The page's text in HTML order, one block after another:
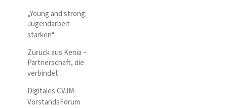
„Young and strong:
Jugendarbeit
stärken“
Zurück aus Kenia –
Partnerschaft, die
verbindet
Digitales CVJM-
VorstandsForum